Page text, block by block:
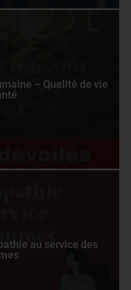
– Qualité de vie
au service des